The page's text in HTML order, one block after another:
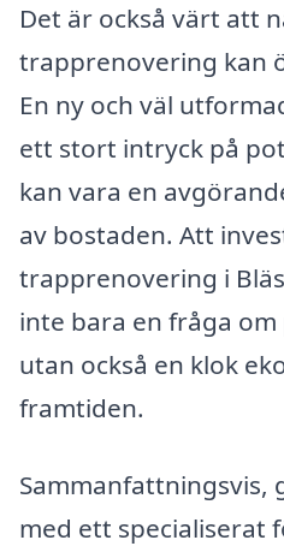
Det är också värt att
trapprenovering kan
En ny och väl
ett stort intryck på
kan vara en
av bostaden. Att
trapprenovering i
inte bara en fråga
utan också en klok
framtiden.
Sammanfattningsvis,
med ett specialiserat